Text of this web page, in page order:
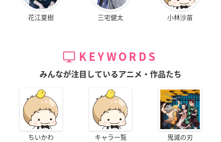
花江夏樹 三宅健太 小林沙苗
KEYWORDS
みんなが注目しているアニメ・作品たち
ちいかわ キャラ一覧 鬼滅の刃